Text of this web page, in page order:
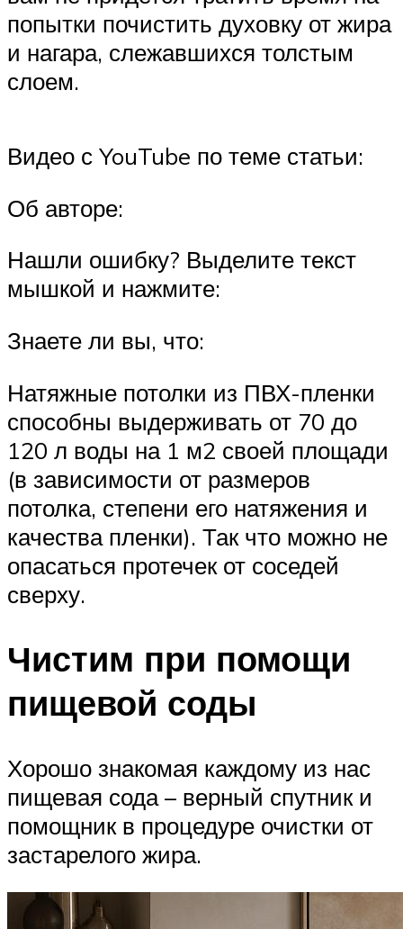
попытки почистить духовку от жира
и нагара, слежавшихся толстым
слоем.
Видео с YouTube по теме статьи:
Об авторе:
Нашли ошибку? Выделите текст
мышкой и нажмите:
Знаете ли вы, что:
Натяжные потолки из ПВХ-пленки
способны выдерживать от 70 до
120 л воды на 1 м2 своей площади
(в зависимости от размеров
потолка, степени его натяжения и
качества пленки). Так что можно не
опасаться протечек от соседей
сверху.
Чистим при помощи
пищевой соды
Хорошо знакомая каждому из нас
пищевая сода – верный спутник и
помощник в процедуре очистки от
застарелого жира.